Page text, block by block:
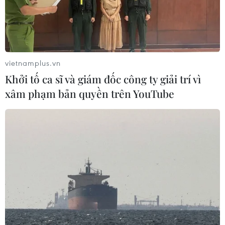
Iran nhằm vào các lực
lượng Mỹ.
NGHE
Iran ra điều kiện gì với
Mỹ trước khi mở lại Eo
biển Hormuz?
Ukraine tiếp tục dội UAV
vào kho hàng của nền
tảng bán lẻ lớn tại Nga
vietnamplus.vn
Khởi tố ca sĩ và giám đốc công ty giải trí vì
xâm phạm bản quyền trên YouTube